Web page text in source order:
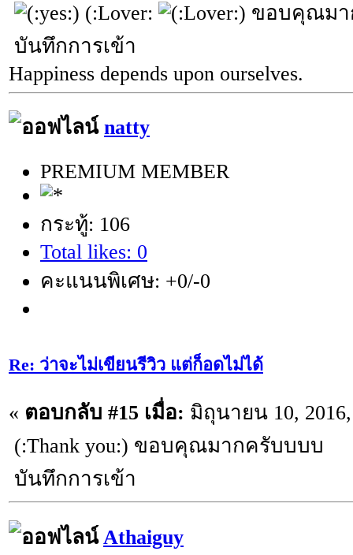
(:Lover:
ขอบคุณมา
บันทึกการเข้า
Happiness depends upon ourselves.
natty
PREMIUM MEMBER
กระทู้: 106
Total likes: 0
คะแนนพิเศษ: +0/-0
Re: ว่าจะไม่เขียนรีวิว แต่ก็อดไม่ได้
« ตอบกลับ #15 เมื่อ: มิถุนายน 10, 2016,
(:Thank you:) ขอบคุณมากครับบบบ
บันทึกการเข้า
Athaiguy